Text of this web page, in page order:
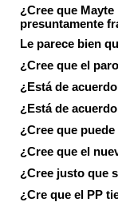
¿Cree que
presuntamente
Le parece bien
¿Cree que el
¿Está de
¿Está de
¿Cree que
¿Cree que el
¿Cree justo que
¿Cre que el PP